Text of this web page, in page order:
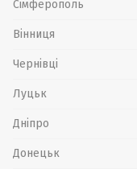
Сімферополь
Вінниця
Чернівці
Луцьк
Дніпро
Донецьк